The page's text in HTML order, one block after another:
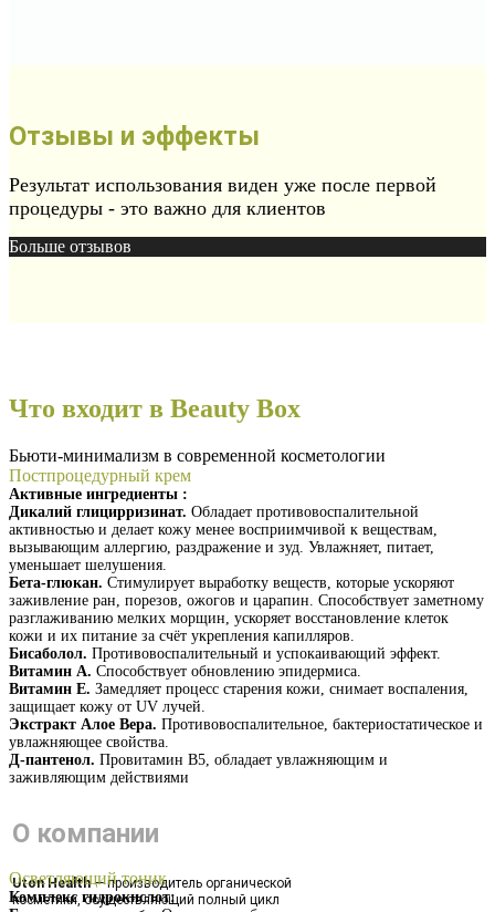
О компании
Uton Health— производитель органической
косметики, осуществляющий полный цикл
Отзывы и эффекты
Результат использования виден уже после первой
процедуры - это важно для клиентов
Больше отзывов
Что входит в Beauty Box
Бьюти-минимализм в современной косметологии
Постпроцедурный крем
Активные ингредиенты :
Дикалий глицирризинат. Обладает противовоспалительной
активностью и делает кожу менее восприимчивой к веществам,
вызывающим аллергию, раздражение и зуд. Увлажняет, питает,
уменьшает шелушения.
Бета-глюкан. Стимулирует выработку веществ, которые ускоряют
заживление ран, порезов, ожогов и царапин. Способствует заметному
разглаживанию мелких морщин, ускоряет восстановление клеток
кожи и их питание за счёт укрепления капилляров.
Бисаболол. Противовоспалительный и успокаивающий эффект.
Витамин А. Способствует обновлению эпидермиса.
Витамин Е. Замедляет процесс старения кожи, снимает воспаления,
защищает кожу от UV лучей.
Экстракт Алое Вера. Противовоспалительное, бактериостатическое и
увлажняющее свойства.
Д-пантенол. Провитамин В5, обладает увлажняющим и
заживляющим действиями
Осветляющий тоник
Комплекс гидрокислот: